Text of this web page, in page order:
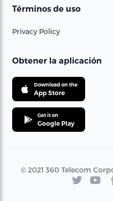
Términos de uso
Privacy Policy
Obtener la aplicación
Download on the
App Store
Get it on
Google Play
© 2021 360 Telecom